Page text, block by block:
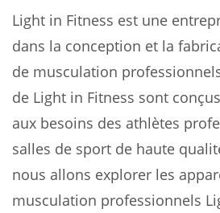
Light in Fitness est une
dans la conception et la
de musculation
de Light in Fitness sont
aux besoins des athlètes
salles de sport de haute
nous allons explorer les
musculation professionnels